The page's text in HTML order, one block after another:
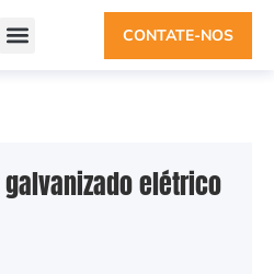
CONTATE-NOS
elétrico